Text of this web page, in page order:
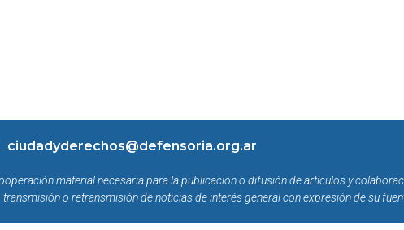
ciudadyderechos@defensoria.org.ar
material necesaria para la publicación o difusión de artículos y
o retransmisión de noticias de interés general con expresión de su